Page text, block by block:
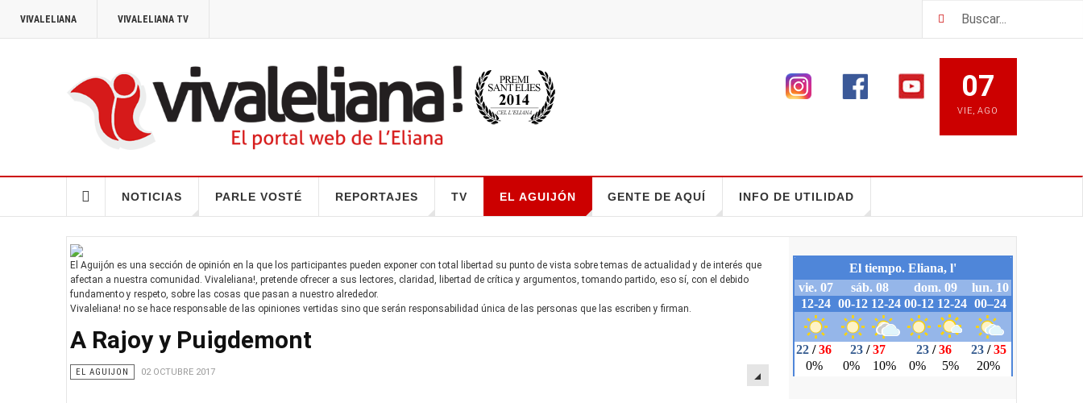
VIVALELIANA VIVALELIANA TV
07
VIE,AGO
NOTICIAS PARLE VOSTÉ REPORTAJES TV EL AGUIJÓN GENTE DE AQUÍ INFO DE UTILIDAD
El Aguijón es una sección de opinión en la que los participantes pueden exponer con total libertad su punto de vista sobre temas de actualidad y de interés que
afectan a nuestra comunidad. Vivaleliana!, pretende ofrecer a sus lectores, claridad, libertad de crítica y argumentos, tomando partido, eso sí, con el debido
fundamento y respeto, sobre las cosas que pasan a nuestro alrededor.
Vivaleliana! no se hace responsable de las opiniones vertidas sino que serán responsabilidad única de las personas que las escriben y firman.
A Rajoy y Puigdemont
EL AGUIJON 02 OCTUBRE 2017